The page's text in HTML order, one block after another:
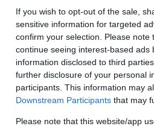
If you wish to opt-out of the sale,
sensitive information for targeted
confirm your selection. Please
continue seeing interest-based
information disclosed to third
further disclosure of your personal
participants. This information may
Downstream Participants that may
Please note that this website/app